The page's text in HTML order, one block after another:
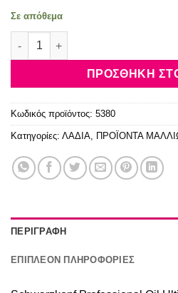
Σε απόθεμα
Schwarzkopf Professional Oil
ΠΡΟΣΘΉΚΗ
Κωδικός προϊόντος: 5380
Κατηγορίες: ΛΑΔΙΑ ΠΡΟΪΟΝΤΑ
ΠΕΡΙΓΡΑΦΉ
ΕΠΙΠΛΈΟΝ ΠΛΗΡΟΦΟΡΊΕΣ